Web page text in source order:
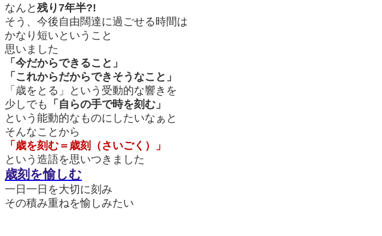
なんと残り7年半?!
そう、今後自由闊達に過ごせる時間は
かなり短いということ
思いました
「今だからできること」
「これからだからできそうなこと」
「歳をとる」という受動的な響きを
少しでも
「自らの手で時を刻む」
という能動的なものにしたいなぁと
そんなことから
「歳を刻む＝歳刻（さいごく）」
という造語を思いつきました
歳刻を愉しむ
一日一日を大切に刻み
その積み重ねを愉しみたい